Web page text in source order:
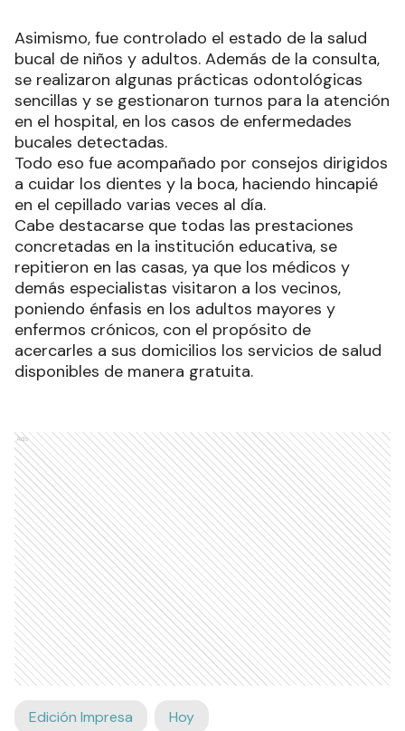
Asimismo, fue controlado el estado de la salud
bucal de niños y adultos. Además de la consulta,
se realizaron algunas prácticas odontológicas
sencillas y se gestionaron turnos para la atención
en el hospital, en los casos de enfermedades
bucales detectadas.
Todo eso fue acompañado por consejos dirigidos
a cuidar los dientes y la boca, haciendo hincapié
en el cepillado varias veces al día.
Cabe destacarse que todas las prestaciones
concretadas en la institución educativa, se
repitieron en las casas, ya que los médicos y
demás especialistas visitaron a los vecinos,
poniendo énfasis en los adultos mayores y
enfermos crónicos, con el propósito de
acercarles a sus domicilios los servicios de salud
disponibles de manera gratuita.
Ads
Edición Impresa Hoy